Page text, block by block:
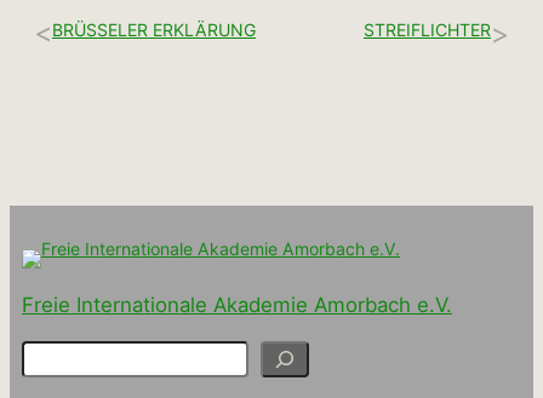
<BRÜSSELER ERKLÄRUNG STREIFLICHTER>
Freie Internationale Akademie Amorbach e.V.
S
u